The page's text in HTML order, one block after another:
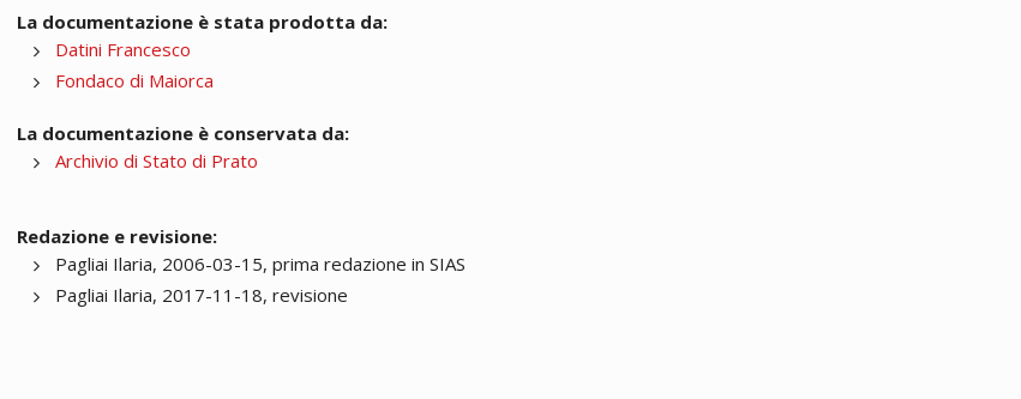
La documentazione è stata prodotta da:
Datini Francesco
Fondaco di Maiorca
La documentazione è conservata da:
Archivio di Stato di Prato
Redazione e revisione:
Pagliai Ilaria, 2006-03-15, prima redazione in SIAS
Pagliai Ilaria, 2017-11-18, revisione